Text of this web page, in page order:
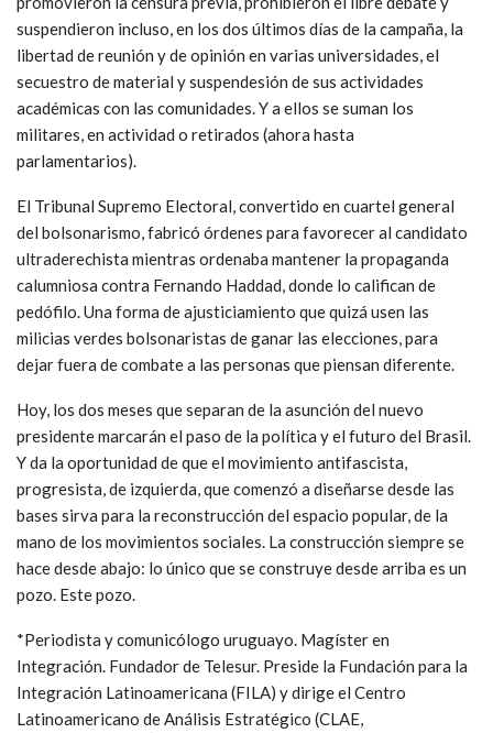
suspendieron incluso, en los dos últimos días de la campaña, la
libertad de reunión y de opinión en varias universidades, el
secuestro de material y suspendesión de sus actividades
académicas con las comunidades. Y a ellos se suman los
militares, en actividad o retirados (ahora hasta
parlamentarios).
El Tribunal Supremo Electoral, convertido en cuartel general
del bolsonarismo, fabricó órdenes para favorecer al candidato
ultraderechista mientras ordenaba mantener la propaganda
calumniosa contra Fernando Haddad, donde lo califican de
pedófilo. Una forma de ajusticiamiento que quizá usen las
milicias verdes bolsonaristas de ganar las elecciones, para
dejar fuera de combate a las personas que piensan diferente.
Hoy, los dos meses que separan de la asunción del nuevo
presidente marcarán el paso de la política y el futuro del Brasil.
Y da la oportunidad de que el movimiento antifascista,
progresista, de izquierda, que comenzó a diseñarse desde las
bases sirva para la reconstrucción del espacio popular, de la
mano de los movimientos sociales. La construcción siempre se
hace desde abajo: lo único que se construye desde arriba es un
pozo. Este pozo.
*Periodista y comunicólogo uruguayo. Magíster en
Integración. Fundador de Telesur. Preside la Fundación para la
Integración Latinoamericana (FILA) y dirige el Centro
Latinoamericano de Análisis Estratégico (CLAE,